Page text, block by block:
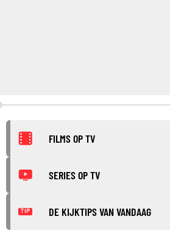
FILMS OP TV
SERIES OP TV
TIP DE KIJKTIPS VAN VANDAAG